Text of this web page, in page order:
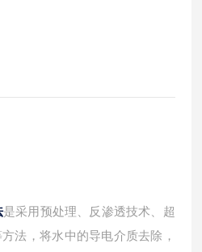
是采用预处理、反渗透技术、超
法，将水中的导电介质去除，